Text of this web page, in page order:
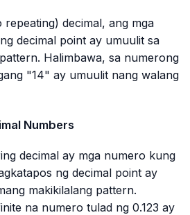
decimal, ang mga
decimal point ay umuulit sa
Halimbawa, sa numerong
"14" ay umuulit nang walang
Numbers
decimal ay mga numero kung
ng decimal point ay
makikilalang pattern.
na numero tulad ng 0.123 ay